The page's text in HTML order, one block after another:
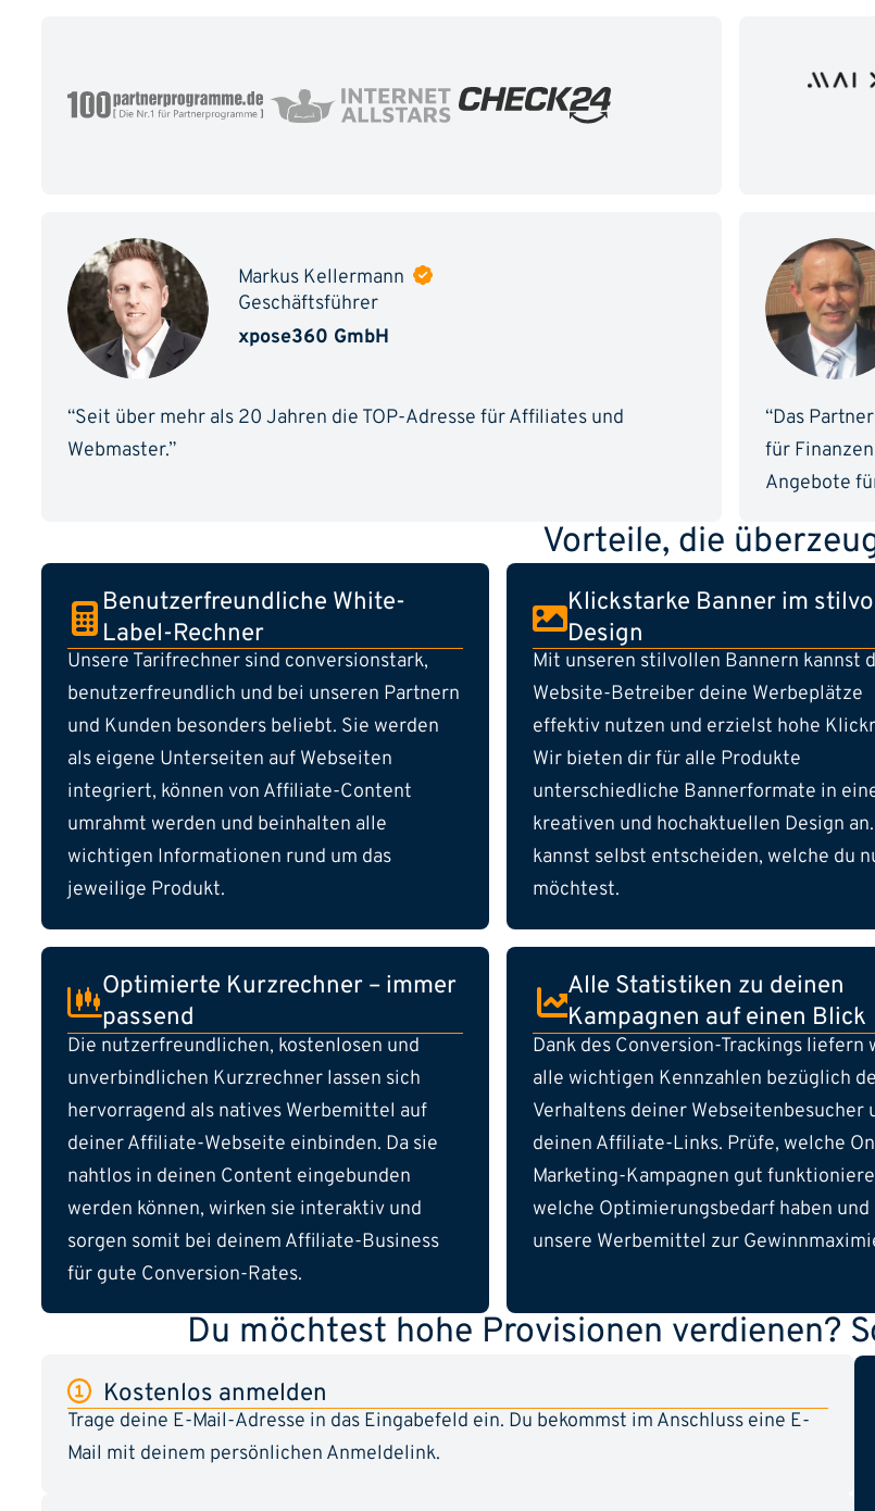
Markus Kellermann
Geschäftsführer
xpose360 GmbH
“Seit über mehr als 20 Jahren die TOP-Adresse für Affiliates und
Webmaster.”
“Das
für
Angebote
Vorteile, die
Benutzerfreundliche White-
Label-Rechner
Unsere Tarifrechner sind conversionstark,
benutzerfreundlich und bei unseren Partnern
und Kunden besonders beliebt. Sie werden
als eigene Unterseiten auf Webseiten
integriert, können von Affiliate-Content
umrahmt werden und beinhalten alle
wichtigen Informationen rund um das
jeweilige Produkt.
Klickstarke Banner im
Design
Mit unseren stilvollen Bannern kannst
Website-Betreiber deine Werbeplätze
effektiv nutzen und erzielst hohe
Wir bieten dir für alle Produkte
unterschiedliche Bannerformate in
kreativen und hochaktuellen Design
kannst selbst entscheiden, welche du
möchtest.
Optimierte Kurzrechner – immer
passend
Die nutzerfreundlichen, kostenlosen und
unverbindlichen Kurzrechner lassen sich
hervorragend als natives Werbemittel auf
deiner Affiliate-Webseite einbinden. Da sie
nahtlos in deinen Content eingebunden
werden können, wirken sie interaktiv und
sorgen somit bei deinem Affiliate-Business
für gute Conversion-Rates.
Alle Statistiken zu deinen
Kampagnen auf einen Blick
Dank des Conversion-Trackings liefern
alle wichtigen Kennzahlen bezüglich
Verhaltens deiner Webseitenbesucher
deinen Affiliate-Links. Prüfe, welche
Marketing-Kampagnen gut
welche Optimierungsbedarf haben und
unsere Werbemittel zur
Du möchtest hohe Provisionen verdienen?
Kostenlos anmelden
Trage deine E-Mail-Adresse in das Eingabefeld ein. Du bekommst im Anschluss eine E-
Mail mit deinem persönlichen Anmeldelink.